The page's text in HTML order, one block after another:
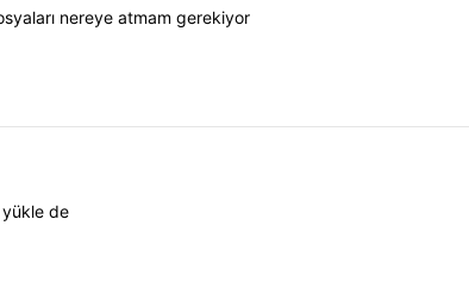
nereye atmam gerekiyor
yükle de